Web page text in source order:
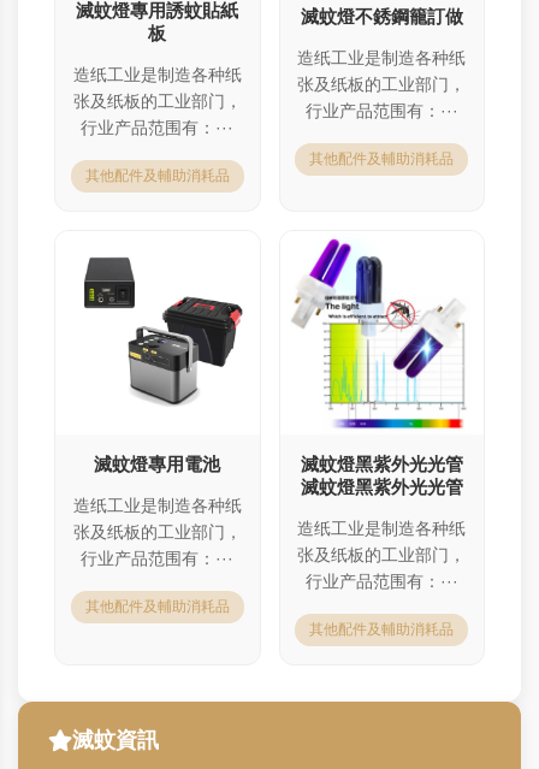
滅蚊燈專用誘蚊貼紙
板
造纸工业是制造各种纸
张及纸板的工业部门，
行业产品范围有：···
其他配件及輔助消耗品
滅蚊燈不銹鋼籠訂做
造纸工业是制造各种纸
张及纸板的工业部门，
行业产品范围有：···
其他配件及輔助消耗品
滅蚊燈專用電池
造纸工业是制造各种纸
张及纸板的工业部门，
行业产品范围有：···
其他配件及輔助消耗品
滅蚊燈黑紫外光光管
滅蚊燈黑紫外光光管
造纸工业是制造各种纸
张及纸板的工业部门，
行业产品范围有：···
其他配件及輔助消耗品
滅蚊資訊